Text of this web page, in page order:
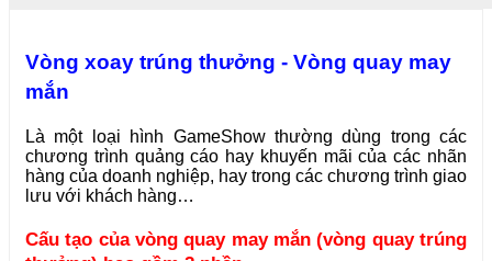
Vòng xoay trúng thưởng - Vòng quay may
mắn
Là một loại hình GameShow thường dùng trong các
chương trình quảng cáo hay khuyến mãi của các nhãn
hàng của doanh nghiệp, hay trong các chương trình giao
lưu với khách hàng…
Cấu tạo của vòng quay may mắn (vòng quay trúng